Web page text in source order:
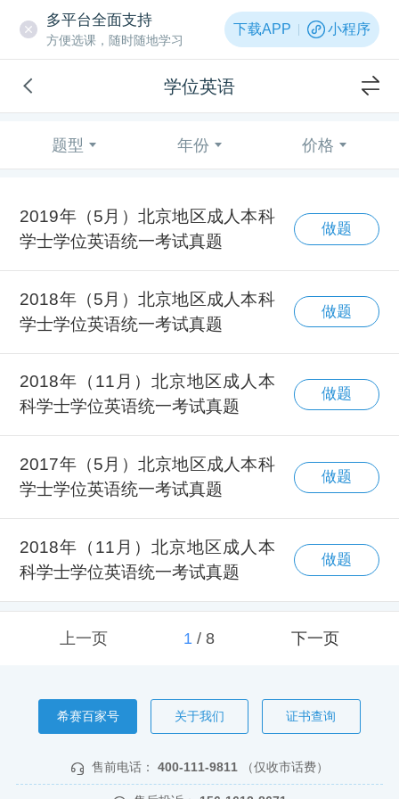
多平台全面支持
方便选课，随时随地学习
下载APP 小程序
学位英语
题型 年份 价格
2019年（5月）北京地区成人本科
学士学位英语统一考试真题
做题
2018年（5月）北京地区成人本科
学士学位英语统一考试真题
做题
2018年（11月）北京地区成人本
科学士学位英语统一考试真题
做题
2017年（5月）北京地区成人本科
学士学位英语统一考试真题
做题
2018年（11月）北京地区成人本
科学士学位英语统一考试真题
做题
上一页 1/ 8 下一页
希赛百家号 关于我们 证书查询
售前电话： 400-111-9811 （仅收市话费）